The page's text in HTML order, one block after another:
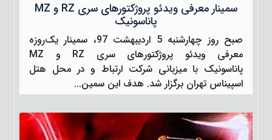
سمینار معرفی ویدئو پروژکتورهای سری RZ و MZ
پاناسونیک
صبح روز چهارشنبه 5 اردیبهشت 97، سمینار یک‌روزه
معرفی ویدئو پروژکتورهای سری RZ و MZ
پاناسونیک با میزبانی شرکت ارتباط و در محل هتل
اسپیناس تهران برگزار شد. هدف این سمین...